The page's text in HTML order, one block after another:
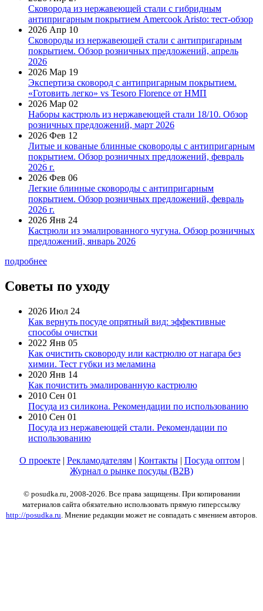
Сковорода из нержавеющей стали с гибридным
антипригарным покрытием Amercook Aristo: тест-обзор
2026 Апр 10
Сковороды из нержавеющей стали с антипригарным
покрытием. Обзор розничных предложений, апрель
2026
2026 Мар 19
Экспертиза сковород с антипригарным покрытием.
«Готовить легко» vs Tesoro Florence от НМП
2026 Мар 02
Наборы кастрюль из нержавеющей стали 18/10. Обзор
розничных предложений, март 2026
2026 Фев 12
Литые и кованые блинные сковороды с антипригарным
покрытием. Обзор розничных предложений, февраль
2026 г.
2026 Фев 06
Легкие блинные сковороды с антипригарным
покрытием. Обзор розничных предложений, февраль
2026 г.
2026 Янв 24
Кастрюли из эмалированного чугуна. Обзор розничных
предложений, январь 2026
подробнее
Советы по уходу
2026 Июл 24
Как вернуть посуде опрятный вид: эффективные
способы очистки
2022 Янв 05
Как очистить сковороду или кастрюлю от нагара без
химии. Тест губки из меламина
2020 Янв 14
Как почистить эмалированную кастрюлю
2010 Сен 01
Посуда из силикона. Рекомендации по использованию
2010 Сен 01
Посуда из нержавеющей стали. Рекомендации по
использованию
О проекте| Рекламодателям| Контакты| Посуда оптом|
Журнал о рынке посуды (B2B)
© posudka.ru, 2008-2026. Все права защищены. При копировании
материалов сайта обязательно использовать прямую гиперссылку
http://posudka.ru . Мнение редакции может не совпадать с мнением авторов.